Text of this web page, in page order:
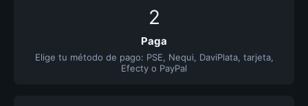
2
Paga
Elige tu método de pago: PSE, Nequi, DaviPlata, tarjeta,
Efecty o PayPal